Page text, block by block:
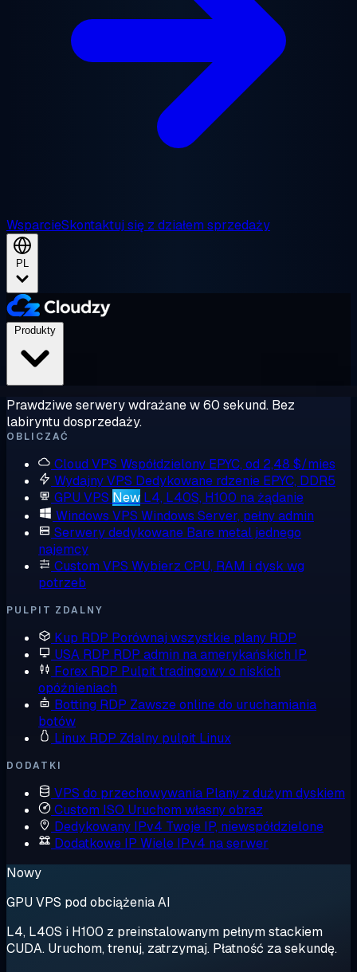
WsparcieSkontaktuj się z działem sprzedaży
PL
Prawdziwe serwery wdrażane w 60 sekund. Bez
labiryntu dosprzedaży.
OBLICZAĆ
Cloud VPS Współdzielony EPYC, od 2,48 $/mies
Wydajny VPS Dedykowane rdzenie EPYC, DDR5
GPU VPS New L4, L40S, H100 na żądanie
Windows VPS Windows Server, pełny admin
Serwery dedykowane Bare metal jednego
najemcy
Custom VPS Wybierz CPU, RAM i dysk wg
potrzeb
PULPIT ZDALNY
Kup RDP Porównaj wszystkie plany RDP
USA RDP RDP admin na amerykańskich IP
Forex RDP Pulpit tradingowy o niskich
opóźnieniach
Botting RDP Zawsze online do uruchamiania
botów
Linux RDP Zdalny pulpit Linux
DODATKI
VPS do przechowywania Plany z dużym dyskiem
Custom ISO Uruchom własny obraz
Dedykowany IPv4 Twoje IP, niewspółdzielone
Dodatkowe IP Wiele IPv4 na serwer
Nowy
GPU VPS pod obciążenia AI
L4, L40S i H100 z preinstalowanym pełnym stackiem
CUDA. Uruchom, trenuj, zatrzymaj. Płatność za sekundę.